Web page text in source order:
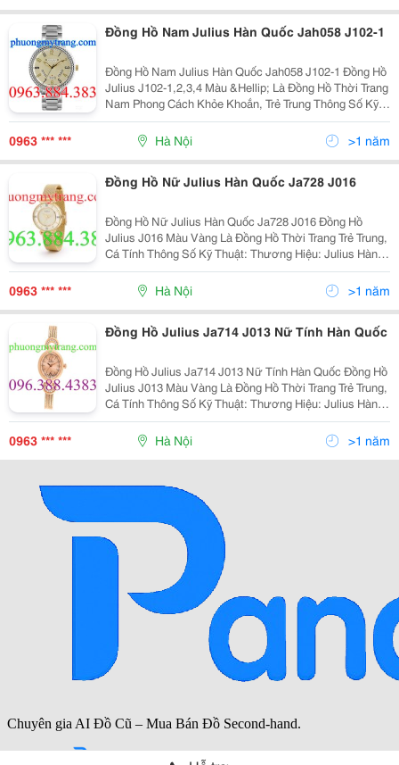
Đồng Hồ Nam Julius Hàn Quốc Jah058 J102-1
Đồng Hồ Nam Julius Hàn Quốc Jah058 J102-1 Đồng Hồ
Julius J102-1,2,3,4 Màu &Hellip; Là Đồng Hồ Thời Trang
Nam Phong Cách Khỏe Khoắn, Trẻ Trung Thông Số Kỹ
Thuật: Thương Hiệu: Julius Hàn Quốc Jah058 Kiểu
Dáng: Nam Loại Đồng H
0963 *** *** Hà Nội >1 năm
Đồng Hồ Nữ Julius Hàn Quốc Ja728 J016
Đồng Hồ Nữ Julius Hàn Quốc Ja728 J016 Đồng Hồ
Julius J016 Màu Vàng Là Đồng Hồ Thời Trang Trẻ Trung,
Cá Tính Thông Số Kỹ Thuật: Thương Hiệu: Julius Hàn
Quốc Kiểu Dáng: Nữ Loại Đồng Hồ: Đồng Hồ Thời Trang
Thể Loại: Đồng
0963 *** *** Hà Nội >1 năm
Đồng Hồ Julius Ja714 J013 Nữ Tính Hàn Quốc
Đồng Hồ Julius Ja714 J013 Nữ Tính Hàn Quốc Đồng Hồ
Julius J013 Màu Vàng Là Đồng Hồ Thời Trang Trẻ Trung,
Cá Tính Thông Số Kỹ Thuật: Thương Hiệu: Julius Hàn
Quốc Ja-714 J013 Kiểu Dáng: Nữ Loại Đồng Hồ: Đồng
Hồ Thời Trang
0963 *** *** Hà Nội >1 năm